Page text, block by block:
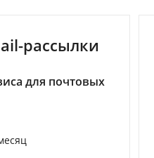
рассылки
для почтовых